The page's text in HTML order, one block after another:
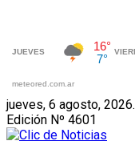
jueves, 6 agosto, 2026.
Edición Nº 4601